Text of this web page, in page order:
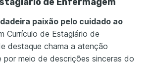
paixão pelo cuidado ao
Currículo de Estagiário de
destaque chama a atenção
por meio de descrições sinceras do